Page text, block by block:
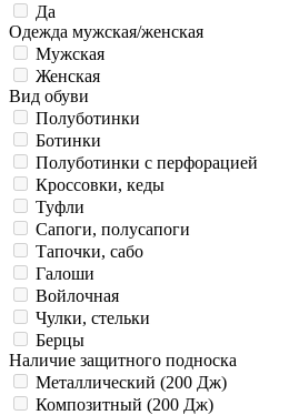
Да
Одежда мужская/женская
Мужская
Женская
Вид обуви
Полуботинки
Ботинки
Полуботинки с перфорацией
Кроссовки, кеды
Туфли
Сапоги, полусапоги
Тапочки, сабо
Галоши
Войлочная
Чулки, стельки
Берцы
Наличие защитного подноска
Металлический (200 Дж)
Композитный (200 Дж)